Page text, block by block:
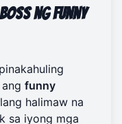
ng Funny
funny
halimaw na
sa iyong mga